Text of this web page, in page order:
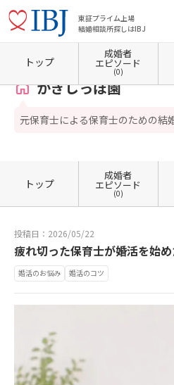
東証プライム上場
結婚相談所探しはIBJ
ホーム 埼玉県の結婚相談所 埼玉県朝霞市
かぎしっぽ園
元保育士による保育士のための結
トップ
成婚者
エピソード
(0)
トップ
成婚者
エピソード
(0)
投稿日：2026/05/22
疲れ切った保育士が婚活を始
婚活のお悩み 婚活のコツ